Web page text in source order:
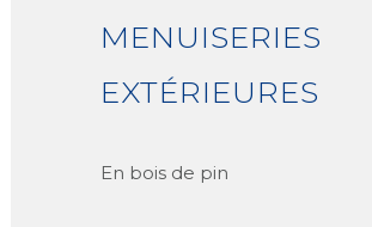
MENUISERIES
EXTÉRIEURES
En bois de pin